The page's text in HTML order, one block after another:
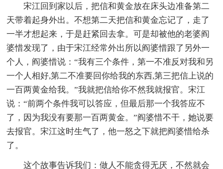
宋江回到家以后，把信和黄金放在床头边准备第二
天带着起身外出。不想第二天把信和黄金忘记了，走了
一半才想起来，于是赶紧回去拿。可是却被他的老婆阎
婆惜发现了，由于宋江经常外出所以阎婆惜跟了另外一
个人，阎婆惜说：“我有三个条件，第一不准反对我和另
一个人相好,第二不准要回你给我的东西,第三把信上说的
一百两黄金给我。”我就把信给你不然我就报官。宋江
说：“前两个条件我可以答应，但最后那一个我答应不
了，因为我没有要那一百两黄金。”阎婆惜不干，她说要
去报官。宋江这时生气了，他一怒之下就把阎婆惜给杀
了。
这个故事告诉我们：做人不能贪得无厌，不然就会